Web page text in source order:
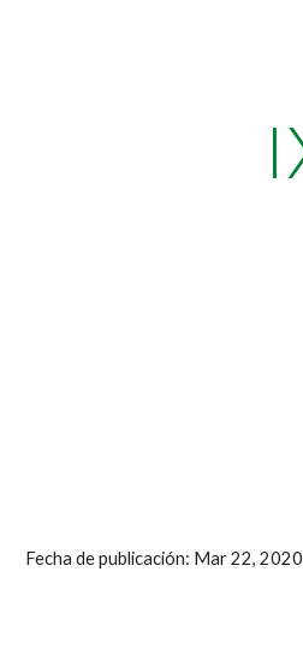
Fecha de publicación: Mar 22,